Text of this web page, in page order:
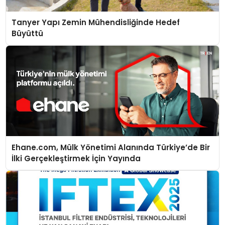
Tanyer Yapı Zemin Mühendisliğinde Hedef
Büyüttü
Ehane.com, Mülk Yönetimi Alanında Türkiye’de Bir
İlki Gerçekleştirmek İçin Yayında